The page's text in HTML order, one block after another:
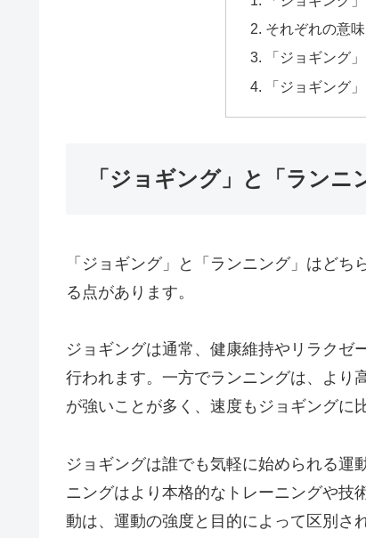
それぞれの意味
「ジョギング
「ジョギング
「ジョギング」と「ランニ
「ジョギング」と「ランニング」はど
る点があります。
ジョギングは通常、健康維持やリラクゼ
行われます。一方でランニングは、より
が強いことが多く、速度もジョギングに
ジョギングは誰でも気軽に始められる運
ニングはより本格的なトレーニングや技
動は、運動の強度と目的によって区別さ